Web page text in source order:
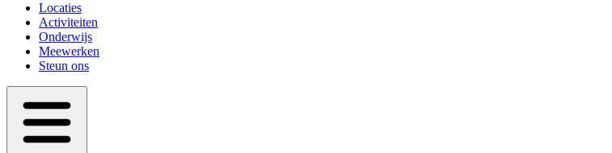
Locaties
Activiteiten
Onderwijs
Meewerken
Steun ons